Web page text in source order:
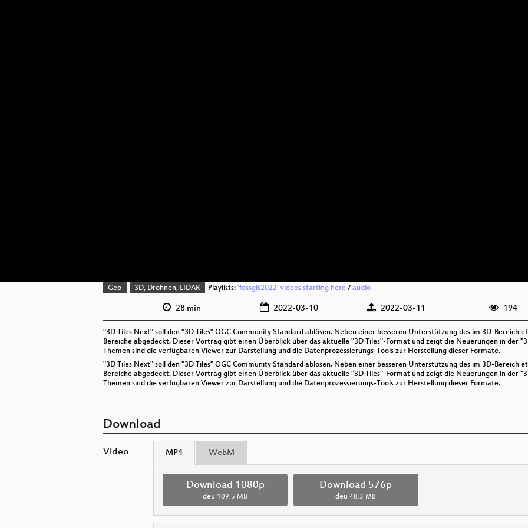
Geo 3D, Drohnen, LIDAR Playlists: 'fossgis2022' videos starting here/ audio
28 min 2022-03-10 2022-03-11 194
"3D Tiles Next" soll den "3D Tiles" OGC Community Standard ablösen. Neben einer besseren Unterstützung des im 3D-Bereich
Bereiche abgedeckt. Dieser Vortrag gibt einen Überblick über das aktuelle "3D Tiles"-Format und zeigt die Neuerungen in der
Themen sind die verfügbaren Viewer zur Darstellung und die Datenprozessierungs-Tools zur Herstellung dieser Formate.
"3D Tiles Next" soll den "3D Tiles" OGC Community Standard ablösen. Neben einer besseren Unterstützung des im 3D-Bereich
Bereiche abgedeckt. Dieser Vortrag gibt einen Überblick über das aktuelle "3D Tiles"-Format und zeigt die Neuerungen in der
Themen sind die verfügbaren Viewer zur Darstellung und die Datenprozessierungs-Tools zur Herstellung dieser Formate.
Download
Video MP4 WebM
Download 1080p
deu 109.5 MB
Download 576p
deu 48.3 MB